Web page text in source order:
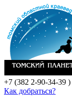
+7 (382 2-90-34-39 )
Как добраться?